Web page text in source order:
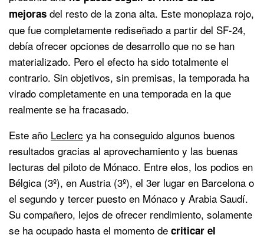
mejoras del resto de la zona alta. Este monoplaza rojo,
que fue completamente rediseñado a partir del SF-24,
debía ofrecer opciones de desarrollo que no se han
materializado. Pero el efecto ha sido totalmente el
contrario. Sin objetivos, sin premisas, la temporada ha
virado completamente en una temporada en la que
realmente se ha fracasado.
Este año Leclerc ya ha conseguido algunos buenos
resultados gracias al aprovechamiento y las buenas
lecturas del piloto de Mónaco. Entre elos, los podios en
Bélgica (3º), en Austria (3º), el 3er lugar en Barcelona o
el segundo y tercer puesto en Mónaco y Arabia Saudí.
Su compañero, lejos de ofrecer rendimiento, solamente
se ha ocupado hasta el momento de criticar el